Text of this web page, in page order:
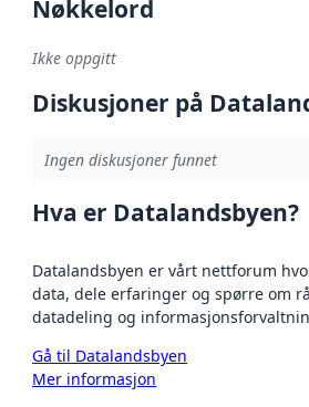
Nøkkelord
Ikke oppgitt
Diskusjoner på
Ingen diskusjoner funnet
Hva er Datalandsbyen?
Datalandsbyen er vårt nettforum
data, dele erfaringer og spørre om
datadeling og
Gå til Datalandsbyen
Mer informasjon